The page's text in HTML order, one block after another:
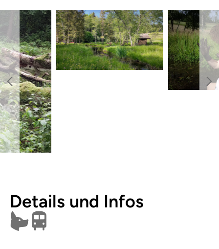
Details und Infos
Hunde erlaubt